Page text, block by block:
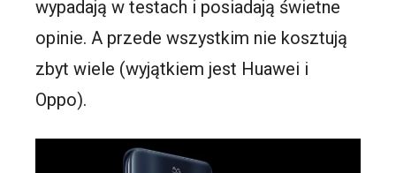
wypadają w testach i posiadają świetne
opinie. A przede wszystkim nie kosztują
zbyt wiele (wyjątkiem jest Huawei i
Oppo).